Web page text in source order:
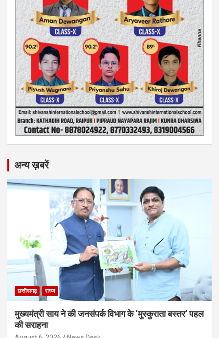
अन्य ख़बरें
छत्तीसगढ़ राज्य
मुख्यमंत्री साय ने की जनसंपर्क विभाग के ‘मुस्कुराता बस्तर’ पहल
की सराहना